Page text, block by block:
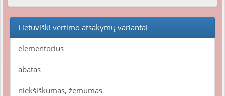
Lietuviški vertimo atsakymų variantai
elementorius
abatas
niekšiškumas, žemumas